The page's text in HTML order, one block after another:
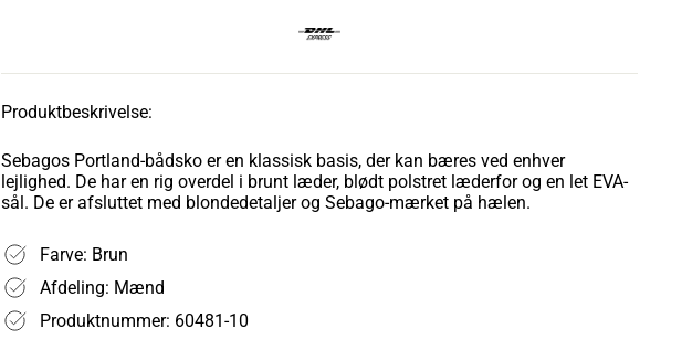
Produktbeskrivelse:
Sebagos Portland-bådsko er en klassisk basis, der kan bæres ved enhver
lejlighed. De har en rig overdel i brunt læder, blødt polstret læderfor og en let EVA-
sål. De er afsluttet med blondedetaljer og Sebago-mærket på hælen.
Farve: Brun
Afdeling: Mænd
Produktnummer: 60481-10